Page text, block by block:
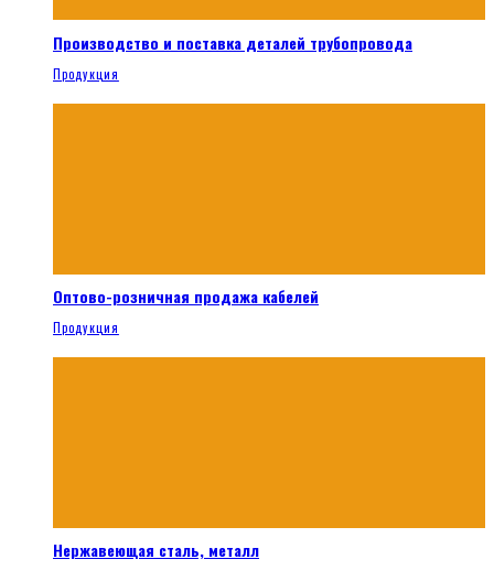
Производство и поставка деталей трубопровода
Продукция
Оптово-розничная продажа кабелей
Продукция
Нержавеющая сталь, металл